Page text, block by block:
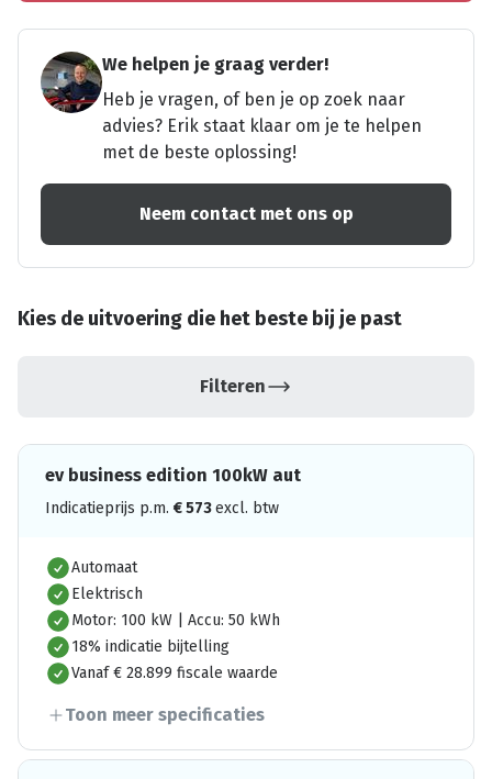
We helpen je graag verder!
Heb je vragen, of ben je op zoek naar
advies? Erik staat klaar om je te helpen
met de beste oplossing!
Neem contact met ons op
Kies de uitvoering die het beste bij je past
Filteren
ev business edition 100kW aut
Indicatieprijs p.m. €573excl. btw
Automaat
Elektrisch
Motor: 100 kW | Accu: 50 kWh
18% indicatie bijtelling
Vanaf € 28.899 fiscale waarde
Toon meer specificaties